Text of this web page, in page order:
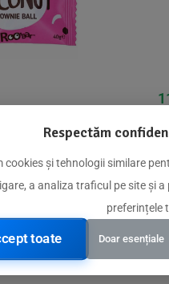
bio 40g Roobar
In Cos
Respectăm
cookies și tehnologii similare
a analiza traficul pe site și
preferințele
toate Doar esențiale